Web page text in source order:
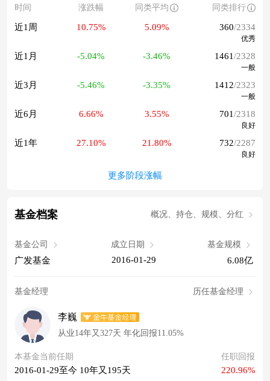
时间 涨跌幅 同类平均 同类排行
近1周 10.75% 5.09% 360/2334
优秀
近1月 -5.04% -3.46% 1461/2328
一般
近3月 -5.46% -3.35% 1412/2323
一般
近6月 6.66% 3.55% 701/2318
良好
近1年 27.10% 21.80% 732/2287
良好
更多阶段涨幅
基金档案 概况、持仓、规模、分红
基金公司
广发基金
成立日期
2016-01-29
基金规模
6.08亿
基金经理 历任基金经理
李巍
从业14年又327天 年化回报11.05%
本基金当前任期
2016-01-29至今 10年又195天
任职回报
220.96%